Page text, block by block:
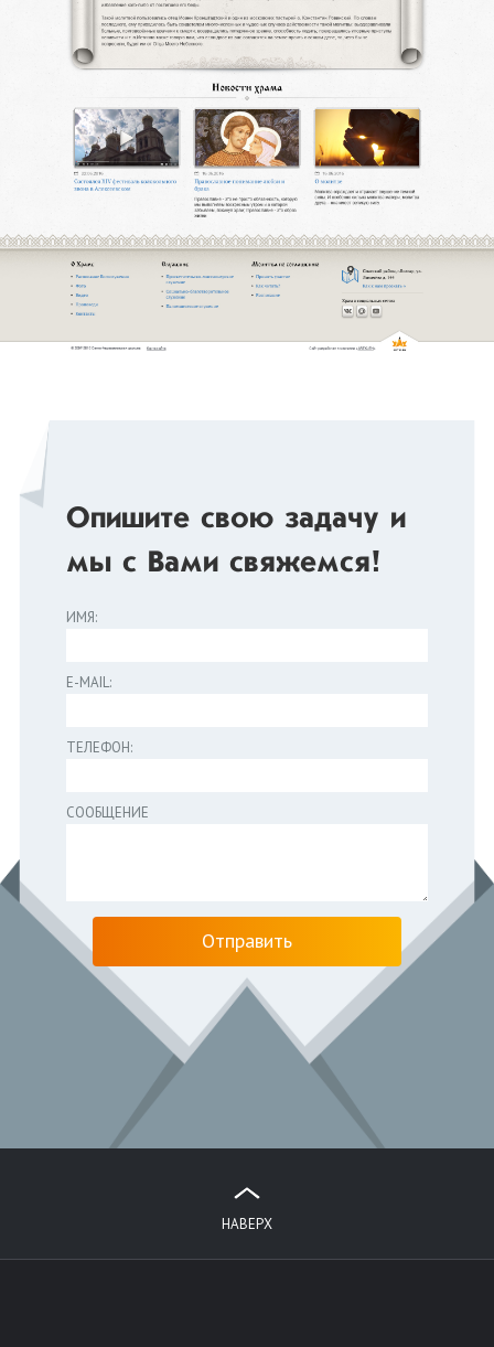
Опишите свою задачу и
мы с Вами свяжемся!
ИМЯ:
E-MAIL:
ТЕЛЕФОН:
СООБЩЕНИЕ
НАВЕРХ